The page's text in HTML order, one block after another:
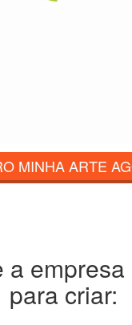
MINHA ARTE
a
para criar: